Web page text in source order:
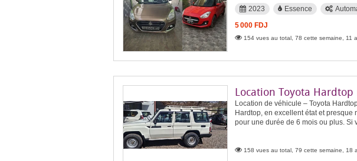
2023 Essence
5 000 FDJ
154 vues au total, 78 cette semaine, 11
Location Toyota
Location de véhicule – Toyota
Hardtop, en excellent état et
pour une durée de 6 mois ou plus. Si
158 vues au total, 79 cette semaine, 18